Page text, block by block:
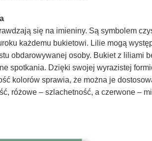
się na imieniny. Są symbolem
każdemu bukietowi. Lilie mogą
obdarowywanej osoby. Bukiet z liliami
spotkania. Dzięki swojej wyrazistej
kolorów sprawia, że można je
różowe – szlachetność, a czerwone –